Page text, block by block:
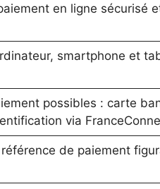
en ligne sécurisé
smartphone et
possibles : carte
via
de paiement